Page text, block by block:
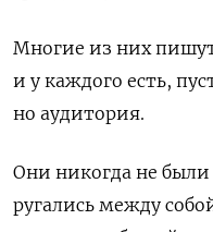
Многие из них
и у каждого есть,
но аудитория.
Они никогда не
ругались между